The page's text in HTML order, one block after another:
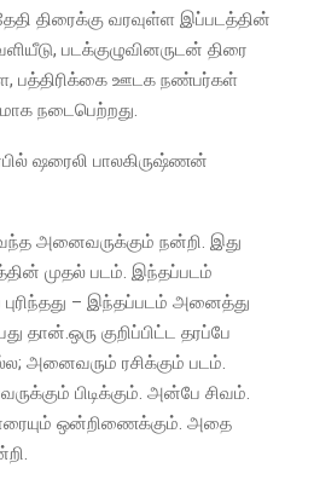
திரைக்கு வரவுள்ள இப்படத்தின்
படக்குழுவினருடன் திரை
பத்திரிக்கை ஊடக நண்பர்கள்
நடைபெற்றது.
ஷரைலி பாலகிருஷ்ணன்
அனைவருக்கும் நன்றி. இது
முதல் படம். இந்தப்படம்
– இந்தப்படம் அனைத்து
தான்.ஒரு குறிப்பிட்ட தரப்பே
அனைவரும் ரசிக்கும் படம்.
பிடிக்கும். அன்பே சிவம்.
ஒன்றிணைக்கும். அதை